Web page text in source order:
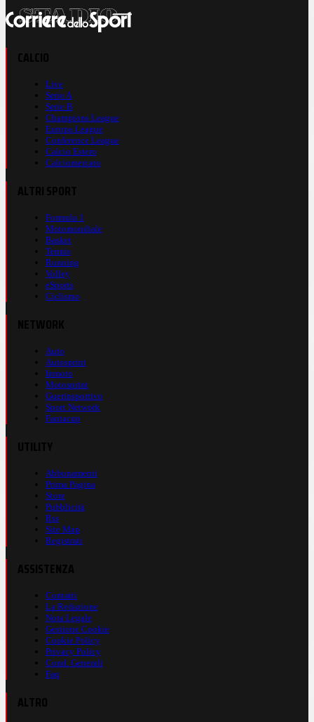
Live
Serie A
Serie B
Champions League
Europa League
Conference League
Calcio Estero
Calciomercato
Formula 1
Motomondiale
Basket
Tennis
Running
Volley
eSports
Ciclismo
Auto
Autosprint
Inmoto
Motosprint
Guerinsportivo
Sport Network
Fantacup
Abbonamenti
Prima Pagina
Store
Pubblicità
Rss
Site Map
Registrati
Contatti
La Redazione
Nota Legale
Gestione Cookie
Cookie Policy
Privacy Policy
Cond. Generali
Faq